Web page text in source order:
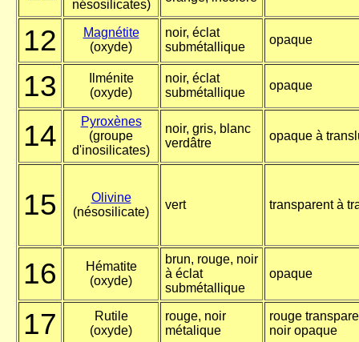
nésosilicates)
12
Magnétite
(oxyde)
noir, éclat
submétallique
opaque
13
Ilménite
(oxyde)
noir, éclat
submétallique
opaque
14
Pyroxènes
(groupe
d'inosilicates)
noir, gris, blanc
verdâtre
opaque à
15
Olivine
(nésosilicate)
vert transparent à
16
Hématite
(oxyde)
brun, rouge, noir
à éclat
submétallique
opaque
17
Rutile
(oxyde)
rouge, noir
métalique
rouge
noir opaque